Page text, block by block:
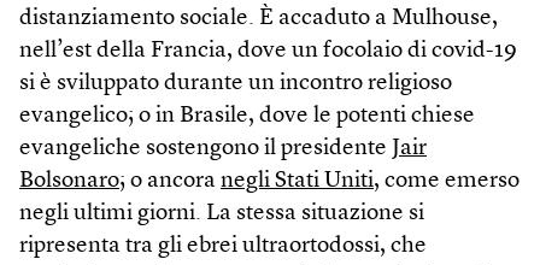
distanziamento sociale. È accaduto a Mulhouse,
nell’est della Francia, dove un focolaio di covid-19
si è sviluppato durante un incontro religioso
evangelico; o in Brasile, dove le potenti chiese
evangeliche sostengono il presidente
Jair
Bolsonaro; o ancora negli Stati Uniti, come emerso
negli ultimi giorni. La stessa situazione si
ripresenta tra gli ebrei ultraortodossi, che